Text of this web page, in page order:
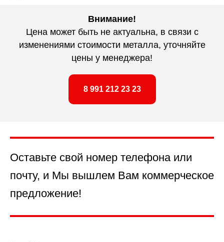
Внимание!
Цена может быть не актуальна, в связи с
изменениями стоимости металла, уточняйте
цены у менеджера!
8 991 212 23 23
Оставьте свой номер телефона или
почту, и Мы вышлем Вам коммерческое
предложение!